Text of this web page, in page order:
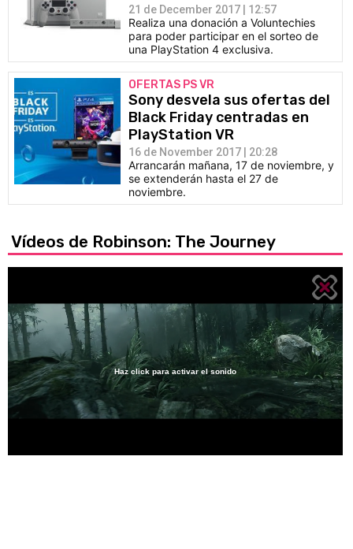
21 de December 2017 | 12:57
Realiza una donación a Voluntechies
para poder participar en el sorteo de
una PlayStation 4 exclusiva.
OFERTAS PS VR
Sony desvela sus ofertas del
Black Friday centradas en
PlayStation VR
16 de November 2017 | 20:28
Arrancarán mañana, 17 de noviembre, y
se extenderán hasta el 27 de
noviembre.
Vídeos de Robinson: The Journey
Loaded:
25.58%
Haz click para activar el sonido